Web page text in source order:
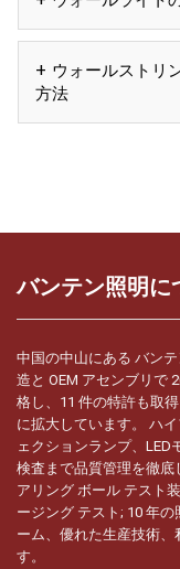
ウォールストリ
方法
バンテン照明に
中国の中山にある バン
造と OEM アセンブリで
格し、11 件の特許も取
に拡大しています。 ハ
ェクションランプ、
検査まで品質管理を徹底
アリング ボール テスト
ージング テスト; 10 年
ーム、優れた生産技術、
す。